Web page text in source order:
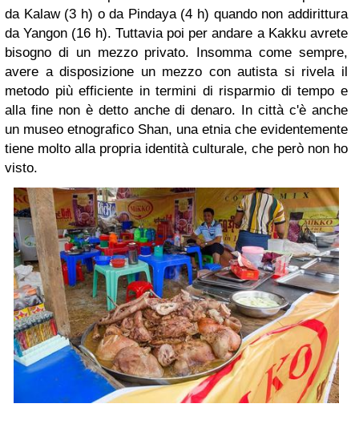
da Kalaw (3 h) o da Pindaya (4 h) quando non addirittura
da Yangon (16 h). Tuttavia poi per andare a Kakku avrete
bisogno di un mezzo privato. Insomma come sempre,
avere a disposizione un mezzo con autista si rivela il
metodo più efficiente in termini di risparmio di tempo e
alla fine non è detto anche di denaro. In città c'è anche
un museo etnografico Shan, una etnia che evidentemente
tiene molto alla propria identità culturale, che però non ho
visto.